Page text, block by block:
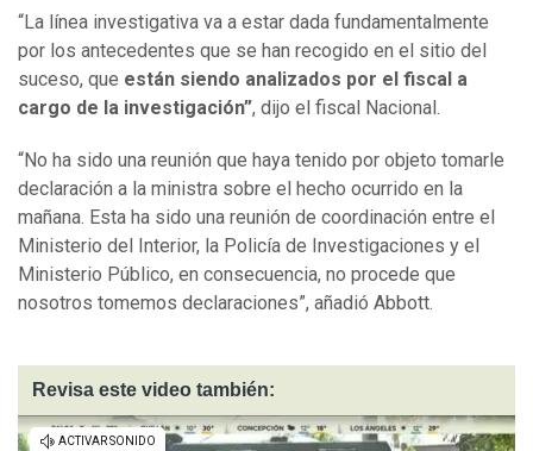
“La línea investigativa va a estar dada fundamentalmente
por los antecedentes que se han recogido en el sitio del
suceso, que están siendo analizados por el fiscal a
cargo de la investigación”, dijo el fiscal Nacional.
“No ha sido una reunión que haya tenido por objeto tomarle
declaración a la ministra sobre el hecho ocurrido en la
mañana. Esta ha sido una reunión de coordinación entre el
Ministerio del Interior, la Policía de Investigaciones y el
Ministerio Público, en consecuencia, no procede que
nosotros tomemos declaraciones”, añadió Abbott.
Revisa este video también: